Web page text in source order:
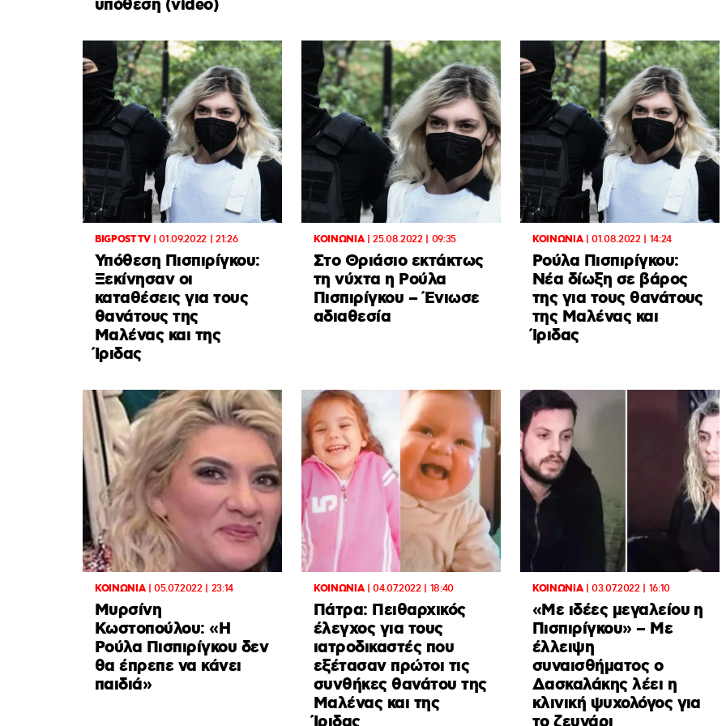
υπόθεση (video)
BIGPOST TV|01.09.2022 | 21:26
Υπόθεση Πισπιρίγκου:
Ξεκίνησαν οι
καταθέσεις για τους
θανάτους της
Μαλένας και της
Ίριδας
ΚΟΙΝΩΝΙΑ|25.08.2022 | 09:35
Στο Θριάσιο εκτάκτως
τη νύχτα η Ρούλα
Πισπιρίγκου – Ένιωσε
αδιαθεσία
ΚΟΙΝΩΝΙΑ|01.08.2022 | 14:24
Ρούλα Πισπιρίγκου:
Νέα δίωξη σε βάρος
της για τους θανάτους
της Μαλένας και
Ίριδας
ΚΟΙΝΩΝΙΑ|05.07.2022 | 23:14
Μυρσίνη
Κωστοπούλου: «Η
Ρούλα Πισπιρίγκου δεν
θα έπρεπε να κάνει
παιδιά»
ΚΟΙΝΩΝΙΑ|04.07.2022 | 18:40
Πάτρα: Πειθαρχικός
έλεγχος για τους
ιατροδικαστές που
εξέτασαν πρώτοι τις
συνθήκες θανάτου της
Μαλένας και της
ΚΟΙΝΩΝΙΑ|03.07.2022 | 16:10
«Με ιδέες μεγαλείου η
Πισπιρίγκου» – Με
έλλειψη
συναισθήματος ο
Δασκαλάκης λέει η
κλινική ψυχολόγος για